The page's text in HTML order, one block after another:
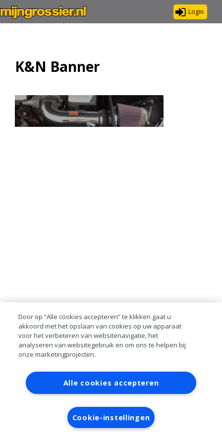
Login
K&N Banner
Contact Account aanvragen
Inloggen
RAI bestanden
Privacy
Algemene
voorwaarden
Verwerkersovereenkomst
Door op “Alle cookies accepteren” te klikken gaat u
akkoord met het opslaan van cookies op uw apparaat
voor het verbeteren van websitenavigatie, het
analyseren van websitegebruik en om ons te helpen bij
onze marketingprojecten.
Alle cookies accepteren
Cookie-instellingen